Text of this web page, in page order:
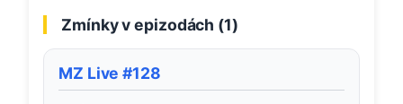
Zmínky v epizodách (1)
MZ Live #128